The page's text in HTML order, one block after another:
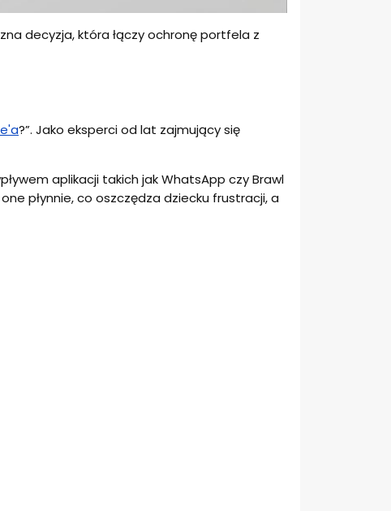
decyzja, która łączy ochronę portfela z
?”. Jako eksperci od lat zajmujący się
aplikacji takich jak WhatsApp czy Brawl
płynnie, co oszczędza dziecku frustracji, a